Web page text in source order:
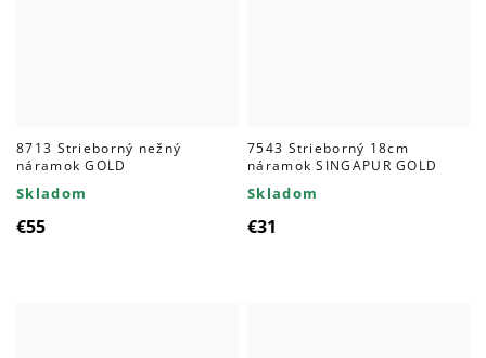
8713 Strieborný nežný
náramok GOLD
Skladom
€55
7543 Strieborný 18cm
náramok SINGAPUR GOLD
Skladom
€31